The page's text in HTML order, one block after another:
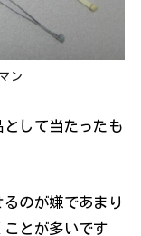
ン
して当たったも
のが嫌であまり
とが多いです